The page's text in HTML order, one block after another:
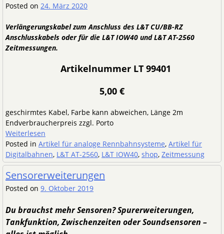
Posted on 24. März 2020
Verlängerungskabel zum Anschluss des L&T CU/BB-RZ
Anschlusskabels oder für die L&T IOW40 und L&T AT-2560
Zeitmessungen.
Artikelnummer LT 99401
5,00 €
geschirmtes Kabel, Farbe kann abweichen, Länge 2m
Endverbraucherpreis zzgl. Porto
Weiterlesen
Posted in Artikel für analoge Rennbahnsysteme, Artikel für
Digitalbahnen, L&T AT-2560, L&T IOW40, shop, Zeitmessung
Sensorerweiterungen
Posted on 9. Oktober 2019
Du brauchst mehr Sensoren? Spurerweiterungen,
Tankfunktion, Zwischenzeiten oder Soundsensoren –